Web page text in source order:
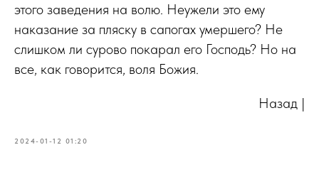
этого заведения на волю. Неужели это ему
наказание за пляску в сапогах умершего? Не
слишком ли сурово покарал его Господь? Но на
все, как говорится, воля Божия.
Назад |
2024-01-12 01:20